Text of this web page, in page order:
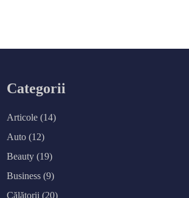
Categorii
Articole (14)
Auto (12)
Beauty (19)
Business (9)
Călătorii (20)